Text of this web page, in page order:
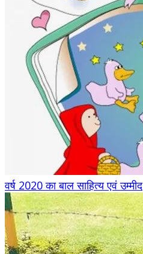
वर्ष 2020 का बाल साहित्य एवं उम्मीद